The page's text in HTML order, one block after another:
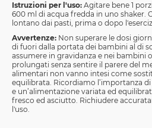
Istruzioni per l'uso: Agitare bene 1
600 ml di acqua fredda in uno shaker.
lontano dai pasti, prima o dopo
Avvertenze: Non superare le dosi
di fuori dalla portata dei bambini al di
assumere in gravidanza e nei bambini
prolungati senza sentire il parere del
alimentari non vanno intesi come
equilibrata. Ricordiamo l’importanza
e un’alimentazione variata ed
fresco ed asciutto. Richiudere
l'uso.